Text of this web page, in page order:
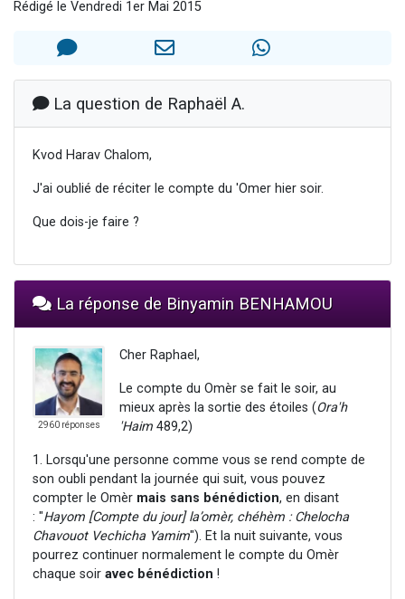
3 personnes viennent de faire un don pour 5 jours de vacances aux Orphelins
3 personnes viennent de nous rejoindre sur WhatsApp
Rédigé le Vendredi 1er Mai 2015
La question de Raphaël A.
Kvod Harav Chalom,
J'ai oublié de réciter le compte du 'Omer hier soir.
Que dois-je faire ?
La réponse de Binyamin BENHAMOU
2960 réponses
Cher Raphael,
Le compte du Omèr se fait le soir, au
mieux après la sortie des étoiles (Ora'h
'Haim 489,2)
1. Lorsqu'une personne comme vous se rend compte de
son oubli pendant la journée qui suit, vous pouvez
compter le Omèr mais sans bénédiction, en disant
: "Hayom [Compte du jour] la’omèr, chéhèm : Chelocha
Chavouot Vechicha Yamim"). Et la nuit suivante, vous
pourrez continuer normalement le compte du Omèr
chaque soir avec bénédiction !